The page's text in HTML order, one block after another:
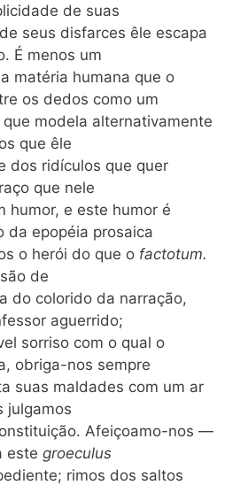
de suas
seus disfarces êle escapa
É menos um
matéria humana que o
os dedos como um
modela alternativamente
que êle
dos ridículos que quer
que nele
humor, e este humor é
da epopéia prosaica
o herói do que o factotum.
de
do colorido da narração,
aguerrido;
sorriso com o qual o
obriga-nos sempre
suas maldades com um ar
julgamos
Afeiçoamo-nos —
este groeculus
rimos dos saltos